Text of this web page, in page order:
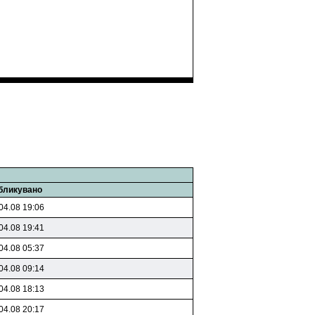
19:06
19:41
05:37
09:14
18:13
20:17